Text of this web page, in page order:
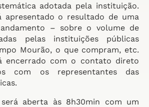
adotada pela instituição.
apresentado o resultado de uma
– sobre o volume de
pelas instituições públicas
Mourão, o que compram, etc.
encerrado com o contato direto
com os representantes das
aberta às 8h30min com um